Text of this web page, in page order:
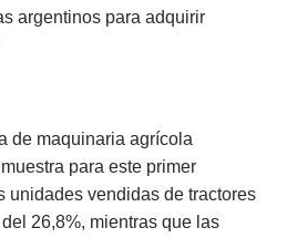
argentinos para adquirir
de maquinaria agrícola
muestra para este primer
unidades vendidas de tractores
26,8%, mientras que las